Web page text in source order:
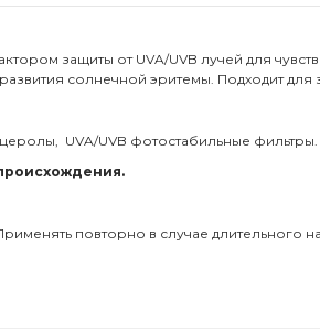
защиты от UVA/UVB лучей для
солнечной эритемы. Подходит
UVA/UVB фотостабильные фильтры.
повторно в случае длительного